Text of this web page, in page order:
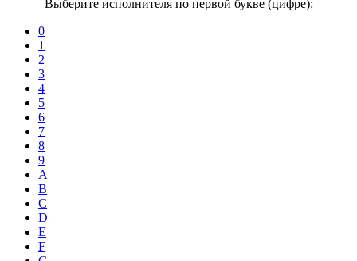
Выберите исполнителя по первой букве (цифре):
0
1
2
3
4
5
6
7
8
9
A
B
C
D
E
F